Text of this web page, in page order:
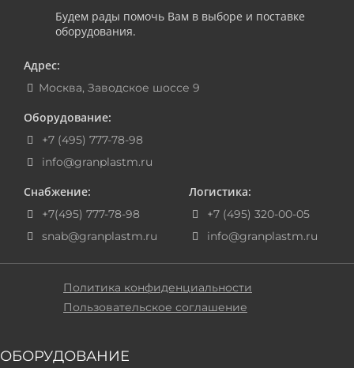
Будем рады помочь Вам в выборе и поставке
оборудования.
Адрес:
Москва, Заводское шоссе 9
Оборудование:
+7 (495) 777-78-98
info@granplastm.ru
Снабжение:
+7(495) 777-78-98
snab@granplastm.ru
Логистика:
+7 (495) 320-00-05
info@granplastm.ru
Политика конфиденциальности
Пользовательское соглашение
ОБОРУДОВАНИЕ